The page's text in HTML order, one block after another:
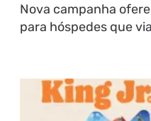
Nova campanha
para hóspedes que